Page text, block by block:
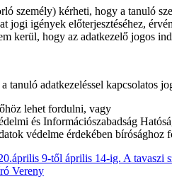
személy) kérheti, hogy a tanuló
jogi igények előterjesztéséhez,
kerül, hogy az adatkezelő jogos
tanuló adatkezeléssel kapcsolatos
lehet fordulni, vagy
és Információszabadság
védelme érdekében bírósághoz
9-től április 14-ig. A tavaszi
Vereny